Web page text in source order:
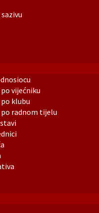
vijećniku
klubu
radnom tijelu